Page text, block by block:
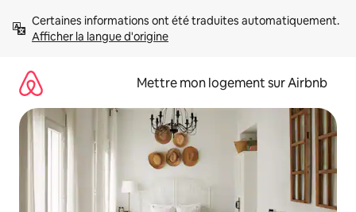
directement
Afficher la langue d'origine
Mettre mon logement sur Airbnb